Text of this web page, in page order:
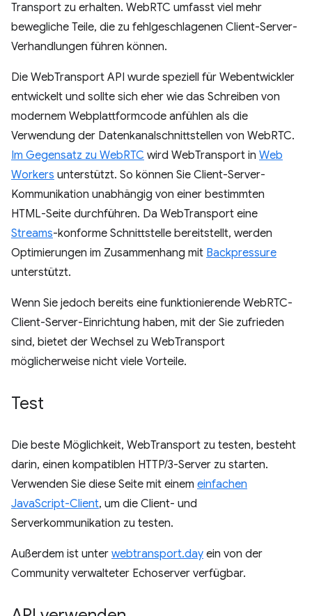
Transport zu erhalten. WebRTC umfasst viel mehr
bewegliche Teile, die zu fehlgeschlagenen Client-Server-
Verhandlungen führen können.
Die WebTransport API wurde speziell für Webentwickler
entwickelt und sollte sich eher wie das Schreiben von
modernem Webplattformcode anfühlen als die
Verwendung der Datenkanalschnittstellen von WebRTC.
Im Gegensatz zu WebRTC wird WebTransport in Web
Workers unterstützt. So können Sie Client-Server-
Kommunikation unabhängig von einer bestimmten
HTML-Seite durchführen. Da WebTransport eine
Streams-konforme Schnittstelle bereitstellt, werden
Optimierungen im Zusammenhang mit Backpressure
unterstützt.
Wenn Sie jedoch bereits eine funktionierende WebRTC-
Client-Server-Einrichtung haben, mit der Sie zufrieden
sind, bietet der Wechsel zu WebTransport
möglicherweise nicht viele Vorteile.
Test
Die beste Möglichkeit, WebTransport zu testen, besteht
darin, einen kompatiblen HTTP/3-Server zu starten.
Verwenden Sie diese Seite mit einem einfachen
JavaScript-Client, um die Client- und
Serverkommunikation zu testen.
Außerdem ist unter webtransport.day ein von der
Community verwalteter Echoserver verfügbar.